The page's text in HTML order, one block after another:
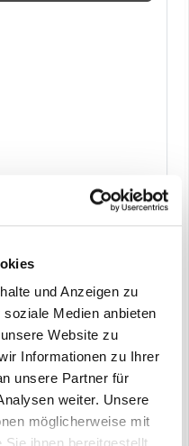
und Anzeigen zu
Medien anbieten
Website zu
Informationen zu Ihrer
unsere Partner für
weiter. Unsere
möglicherweise mit